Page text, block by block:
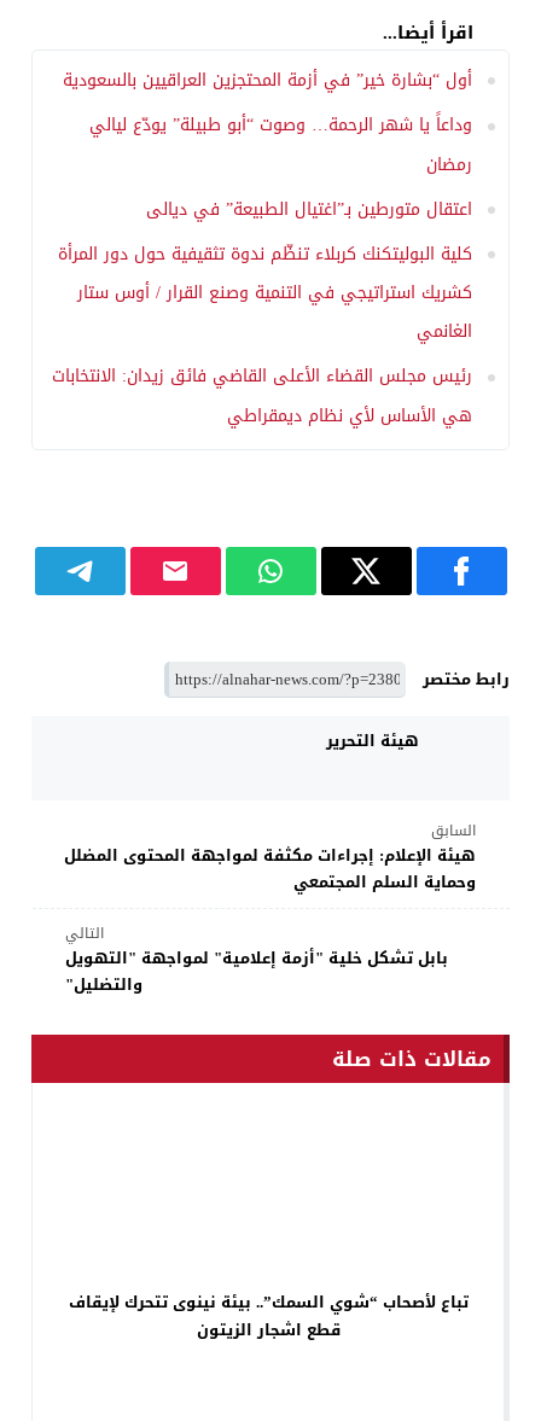
اقرأ أيضا...
أول “بشارة خير” في أزمة المحتجزين العراقيين بالسعودية
وداعاً يا شهر الرحمة… وصوت “أبو طبيلة” يودّع ليالي
رمضان
اعتقال متورطين بـ”اغتيال الطبيعة” في ديالى
كلية البوليتكنك كربلاء تنظّم ندوة تثقيفية حول دور المرأة
كشريك استراتيجي في التنمية وصنع القرار / أوس ستار
الغانمي
رئيس مجلس القضاء الأعلى القاضي فائق زيدان: الانتخابات
هي الأساس لأي نظام ديمقراطي
رابط مختصر
هيئة التحرير
السابق
هيئة الإعلام: إجراءات مكثفة لمواجهة المحتوى المضلل
وحماية السلم المجتمعي
التالي
بابل تشكل خلية "أزمة إعلامية" لمواجهة "التهويل
والتضليل"
مقالات ذات صلة
تباع لأصحاب “شوي السمك”.. بيئة نينوى تتحرك لإيقاف
قطع اشجار الزيتون